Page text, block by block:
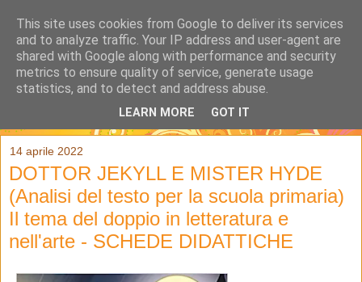
14 aprile 2022
DOTTOR JEKYLL E MISTER HYDE
(Analisi del testo per la scuola primaria)
Il tema del doppio in letteratura e
nell'arte - SCHEDE DIDATTICHE
This site uses cookies from Google to deliver its services
and to analyze traffic. Your IP address and user-agent are
shared with Google along with performance and security
metrics to ensure quality of service, generate usage
statistics, and to detect and address abuse.
LEARN MORE GOT IT